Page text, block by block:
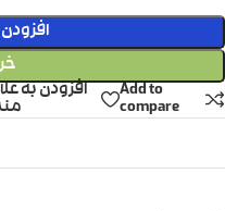
Add to
compare
افزودن به